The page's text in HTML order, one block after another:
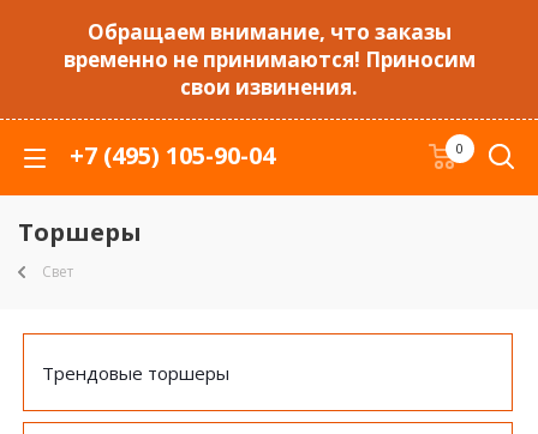
Обращаем внимание, что заказы
временно не принимаются! Приносим
свои извинения.
+7 (495) 105-90-04 0
Торшеры
Свет
Трендовые торшеры